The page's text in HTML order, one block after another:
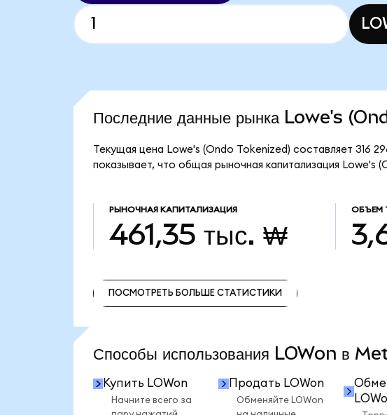
Последние данные рынка Lowe's
Текущая цена Lowe's (Ondo Tokenized) составляет 316
показывает, что общая рыночная капитализация Lowe's
РЫНОЧНАЯ КАПИТАЛИЗАЦИЯ
461,35 тыс. ₩
ОБЪЕМ
ПОСМОТРЕТЬ БОЛЬШЕ СТАТИСТИКИ
Способы использования LOWon в
Купить LOWon
Начните всего за
Продать LOWon
Обменяйте LOWon